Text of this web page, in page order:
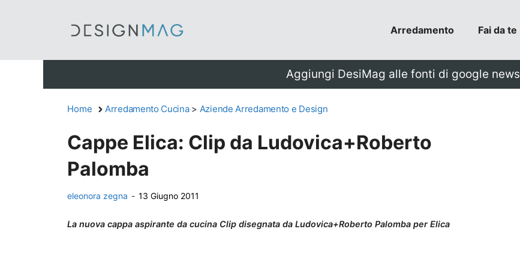
Arredamento Fai da te
Aggiungi DesiMag alle fonti di google news
Home Arredamento Cucina> Aziende Arredamento e Design
Cappe Elica: Clip da Ludovica+Roberto
Palomba
eleonora zegna - 13 Giugno 2011
La nuova cappa aspirante da cucina Clip disegnata da Ludovica+Roberto Palomba per Elica